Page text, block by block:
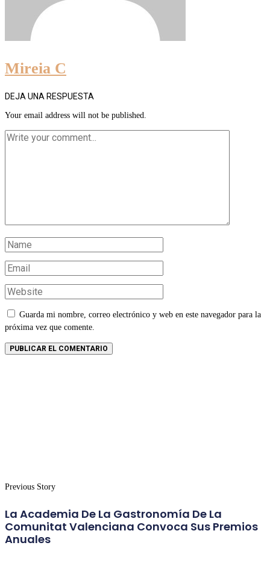
Mireia C
DEJA UNA RESPUESTA
Your email address will not be published.
Guarda mi nombre, correo electrónico y web en este navegador para la
próxima vez que comente.
Previous Story
La Academia De La Gastronomía De La
Comunitat Valenciana Convoca Sus Premios
Anuales